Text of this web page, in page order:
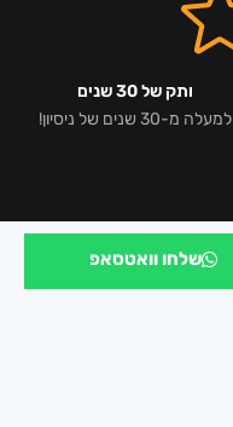
ותק של 30 שנים
למעלה מ-30 שנים של ניסיון!
שלחו וואטסאפ